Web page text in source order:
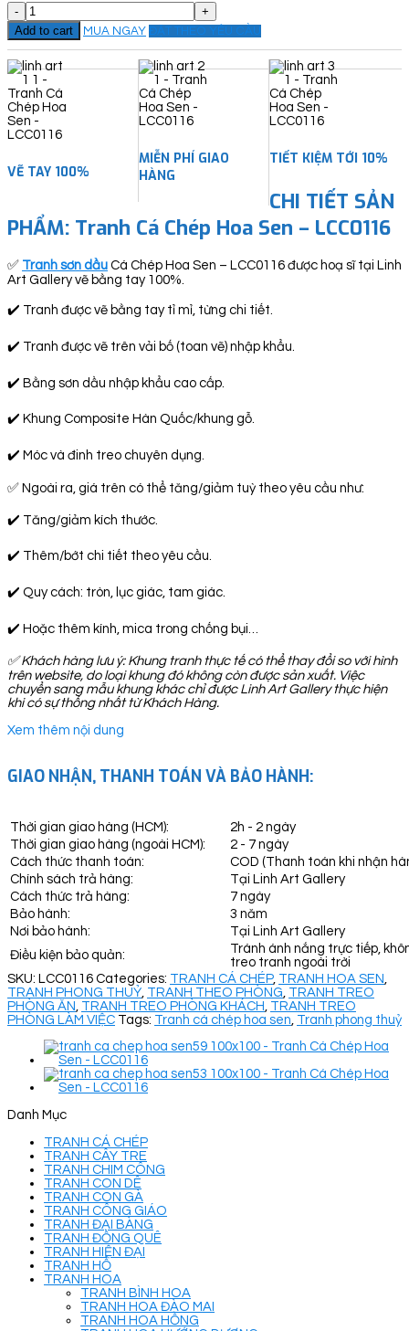
Tranh
Cá
Chép
Hoa
Sen
-
LCC0116
quantity
Add to cart MUA NGAY ĐẶT THEO YÊU CẦU
VẼ TAY 100%
MIỄN PHÍ GIAO
HÀNG
TIẾT KIỆM TỚI 10%
CHI TIẾT SẢN
PHẨM: Tranh Cá Chép Hoa Sen – LCC0116
✅ Tranh sơn dầu Cá Chép Hoa Sen – LCC0116 được hoạ sĩ tại Linh
Art Gallery vẽ bằng tay 100%.
✔️ Tranh được vẽ bằng tay tỉ mỉ, từng chi tiết.
✔️ Tranh được vẽ trên vải bố (toan vẽ) nhập khẩu.
✔️ Bằng sơn dầu nhập khẩu cao cấp.
✔️ Khung Composite Hàn Quốc/khung gỗ.
✔️ Móc và đinh treo chuyên dụng.
✅ Ngoài ra, giá trên có thể tăng/giảm tuỳ theo yêu cầu như:
✔️ Tăng/giảm kích thước.
✔️ Thêm/bớt chi tiết theo yêu cầu.
✔️ Quy cách: tròn, lục giác, tam giác.
✔️ Hoặc thêm kính, mica trong chống bụi…
✅Khách hàng lưu ý: Khung tranh thực tế có thể thay đổi so với hình
trên website, do loại khung đó không còn được sản xuất. Việc
chuyển sang mẫu khung khác chỉ được Linh Art Gallery thực hiện
khi có sự thống nhất từ Khách Hàng.
Xem thêm nội dung
GIAO NHẬN, THANH TOÁN VÀ BẢO HÀNH:
Thời gian giao hàng (HCM):
2h - 2 ngày
Thời gian giao hàng (ngoài HCM):
2 - 7 ngày
Cách thức thanh toán:
COD (Thanh toán khi nhận
Chính sách trả hàng:
Tại Linh Art Gallery
Cách thức trả hàng:
7 ngày
Bảo hành:
3 năm
Nơi bảo hành:
Tại Linh Art Gallery
Điều kiện bảo quản:
Tránh ánh nắng trực tiếp,
treo tranh ngoài trời
SKU: LCC0116 Categories: TRANH CÁ CHÉP, TRANH HOA SEN
TRANH PHONG THUỶ TRANH THEO PHÒNG TRANH TREO
PHÒNG ĂN TRANH TREO PHÒNG KHÁCH TRANH TREO
PHÒNG LÀM VIỆC Tags: Tranh cá chép hoa sen Tranh phong thuỷ
Danh Mục
TRANH CÁ CHÉP
TRANH CÂY TRE
TRANH CHIM CÔNG
TRANH CON DÊ
TRANH CON GÀ
TRANH CÔNG GIÁO
TRANH ĐẠI BÀNG
TRANH ĐỒNG QUÊ
TRANH HIỆN ĐẠI
TRANH HỔ
TRANH HOA
TRANH BÌNH HOA
TRANH HOA ĐÀO MAI
TRANH HOA HỒNG